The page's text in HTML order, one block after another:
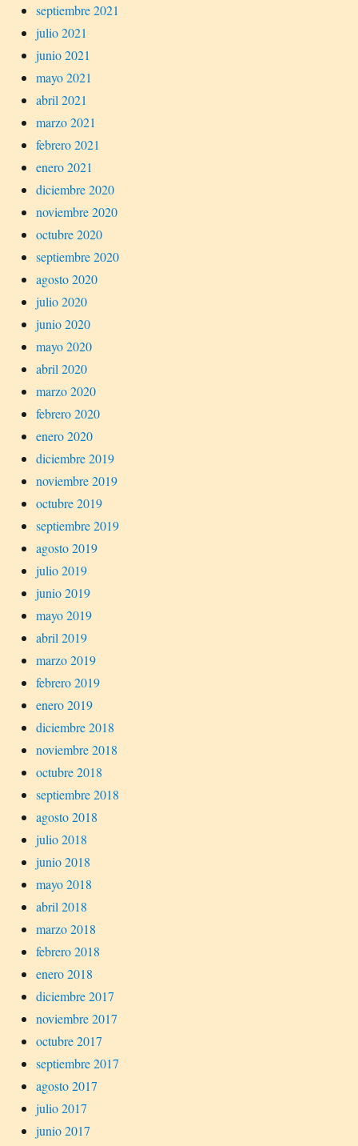
septiembre 2021
julio 2021
junio 2021
mayo 2021
abril 2021
marzo 2021
febrero 2021
enero 2021
diciembre 2020
noviembre 2020
octubre 2020
septiembre 2020
agosto 2020
julio 2020
junio 2020
mayo 2020
abril 2020
marzo 2020
febrero 2020
enero 2020
diciembre 2019
noviembre 2019
octubre 2019
septiembre 2019
agosto 2019
julio 2019
junio 2019
mayo 2019
abril 2019
marzo 2019
febrero 2019
enero 2019
diciembre 2018
noviembre 2018
octubre 2018
septiembre 2018
agosto 2018
julio 2018
junio 2018
mayo 2018
abril 2018
marzo 2018
febrero 2018
enero 2018
diciembre 2017
noviembre 2017
octubre 2017
septiembre 2017
agosto 2017
julio 2017
junio 2017